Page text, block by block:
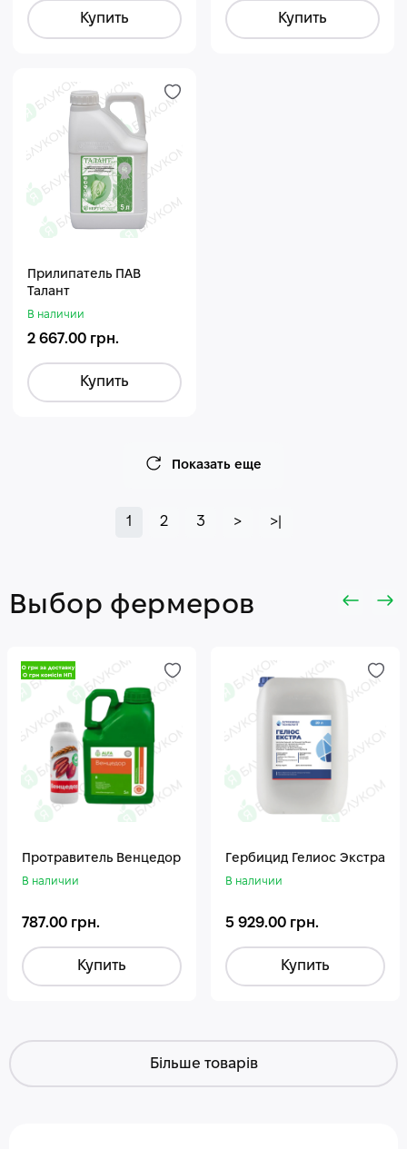
Купить Купить
Прилипатель ПАВ
Талант
В наличии
2 667.00 грн.
Купить
Показать еще
1 2 3 > >|
Выбор фермеров
Протравитель Венцедор
В наличии
787.00 грн.
Купить
Гepбицид Гелиос Экстра
В наличии
5 929.00 грн.
Купить
Більше товарів